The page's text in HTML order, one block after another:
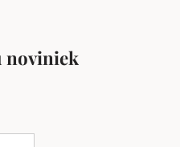
noviniek